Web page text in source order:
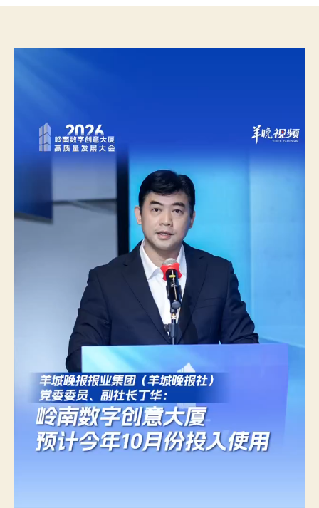
期
德
晚
報
副
社
意
年
夜
10
月